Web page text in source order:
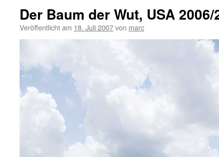
Der Baum der Wut, USA 2006/
Veröffentlicht am 18. Juli 2007von marc